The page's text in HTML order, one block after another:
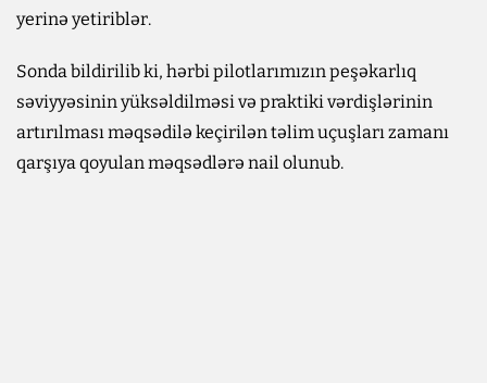
yerinə yetiriblər.
Sonda bildirilib ki, hərbi pilotlarımızın peşəkarlıq
səviyyəsinin yüksəldilməsi və praktiki vərdişlərinin
artırılması məqsədilə keçirilən təlim uçuşları zamanı
qarşıya qoyulan məqsədlərə nail olunub.